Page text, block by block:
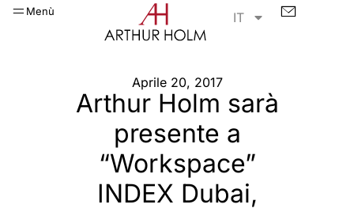
Menù IT
Aprile 20, 2017
Arthur Holm sarà
presente a
“Workspace”
INDEX Dubai,